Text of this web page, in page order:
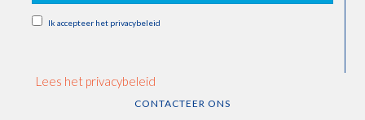
Ik accepteer het privacybeleid
Lees het privacybeleid
CONTACTEER ONS